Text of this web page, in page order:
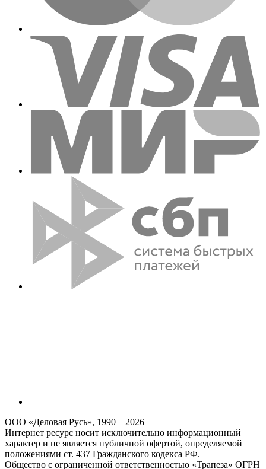
ООО «Деловая Русь», 1990—2026
Интернет ресурс носит исключительно информационный
характер и не является публичной офертой, определяемой
положениями ст. 437 Гражданского кодекса РФ.
Общество с ограниченной ответственностью «Трапеза» ОГРН